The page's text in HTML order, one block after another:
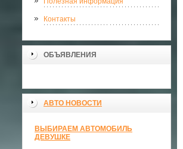
Контакты
ОБЪЯВЛЕНИЯ
АВТО НОВОСТИ
ВЫБИРАЕМ АВТОМОБИЛЬ
ДЕВУШКЕ